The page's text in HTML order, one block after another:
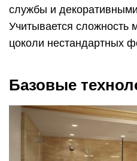
службы и
Учитывается сложность
цоколи нестандартных
Базовые